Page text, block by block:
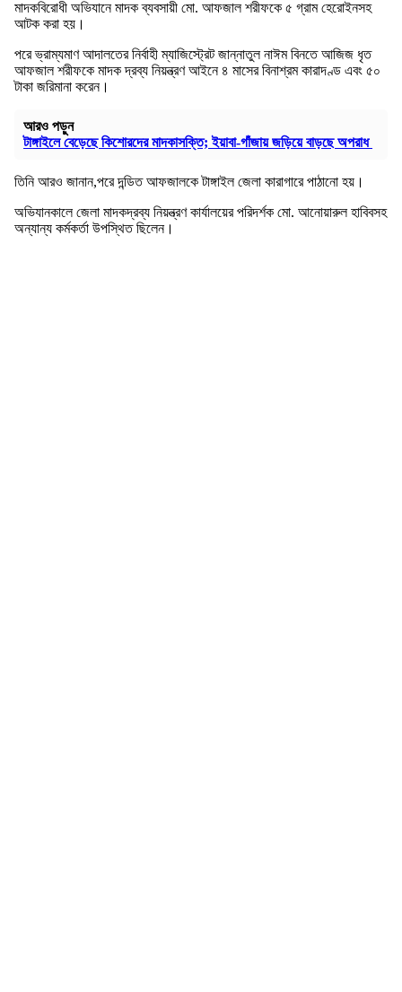
মাদকবিরোধী অভিযানে মাদক ব্যবসায়ী মো. আফজাল শরীফকে ৫ গ্রাম হেরোইনসহ
আটক করা হয়।
পরে ভ্রাম্যমাণ আদালতের নির্বাহী ম্যাজিস্ট্রেট জান্নাতুল নাঈম বিনতে আজিজ ধৃত
আফজাল শরীফকে মাদক দ্রব্য নিয়ন্ত্রণ আইনে ৪ মাসের বিনাশ্রম কারাদণ্ড এবং ৫০
টাকা জরিমানা করেন।
আরও পড়ুন
টাঙ্গাইলে বেড়েছে কিশোরদের মাদকাসক্তি; ইয়াবা-গাঁজায় জড়িয়ে বাড়ছে অপরাধ
তিনি আরও জানান,পরে দন্ডিত আফজালকে টাঙ্গাইল জেলা কারাগারে পাঠানো হয়।
অভিযানকালে জেলা মাদকদ্রব্য নিয়ন্ত্রণ কার্যালয়ের পরিদর্শক মো. আনোয়ারুল হাবিবসহ
অন্যান্য কর্মকর্তা উপস্থিত ছিলেন।